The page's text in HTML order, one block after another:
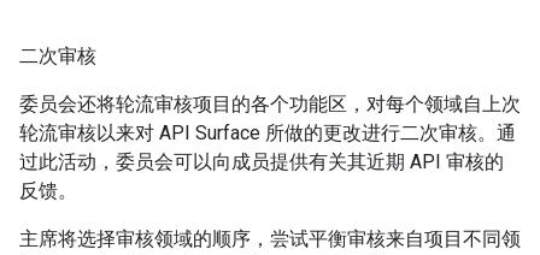
二次审核
委员会还将轮流审核项目的各个功能区，对每个领域自上次
轮流审核以来对 API Surface 所做的更改进行二次审核。通
过此活动，委员会可以向成员提供有关其近期 API 审核的
反馈。
主席将选择审核领域的顺序，尝试平衡审核来自项目不同领